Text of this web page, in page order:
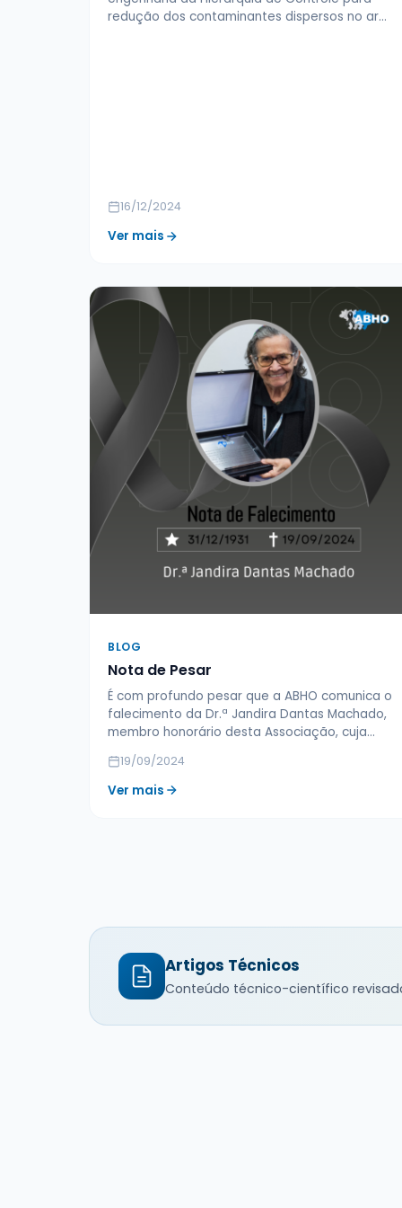
redução dos contaminantes dispersos no ar…
16/12/2024
Ver mais
BLOG
Nota de Pesar
É com profundo pesar que a ABHO comunica o
falecimento da Dr.ª Jandira Dantas Machado,
membro honorário desta Associação, cuja…
19/09/2024
Ver mais
Artigos Técnicos
Conteúdo técnico-científico